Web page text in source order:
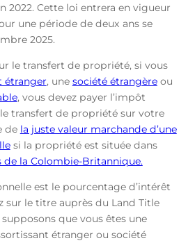
2022. Cette loi entrera en vigueur
une période de deux ans se
2025.
le transfert de propriété, si vous
étranger, une société étrangèreou
, vous devez payer l’impôt
transfert de propriété sur votre
de la juste valeur marchande d’une
si la propriété est située dans
de la Colombie-Britannique.
est le pourcentage d’intérêt
sur le titre auprès du Land Title
que vous êtes une
étranger ou société